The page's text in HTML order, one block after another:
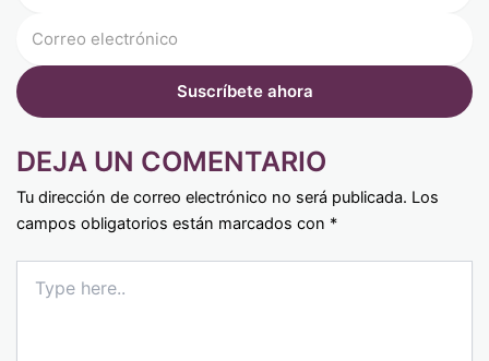
DEJA UN COMENTARIO
Tu dirección de correo electrónico no será publicada. Los
campos obligatorios están marcados con *
here..